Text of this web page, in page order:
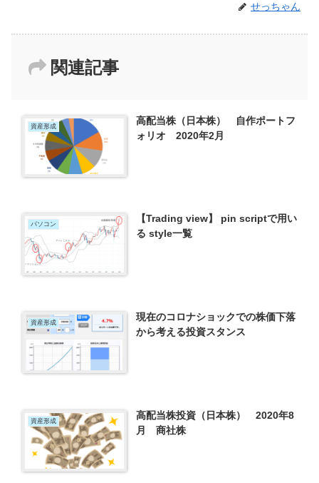
せっちゃん
関連記事
資産形成
高配当株（日本株） 自作ポートフ
ォリオ 2020年2月
パソコン
【Trading view】 pin scriptで用い
る style一覧
資産形成
現在のコロナショックでの株価下落
から考える投資スタンス
資産形成
高配当株投資（日本株） 2020年8
月 商社株